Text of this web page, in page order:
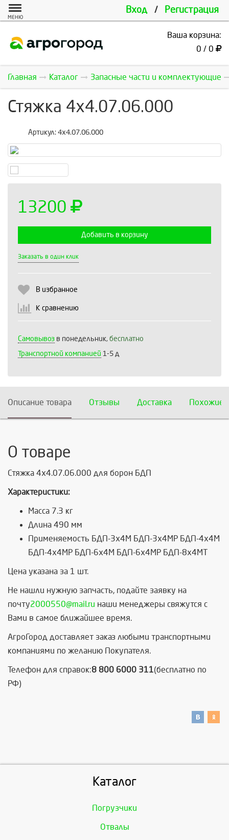
Вход / Регистрация
МЕНЮ
Ваша корзина:
0 / 0
Главная Каталог Запасные части и комплектующие
Стяжка 4х4.07.06.000
Артикул: 4х4.07.06.000
13200
Добавить в корзину
Заказать в один клик
В избранное
К сравнению
Самовывоз в понедельник, бесплатно
Транспортной компанией 1-5 д
Описание товара Отзывы Доставка Похожие
О товаре
Стяжка 4х4.07.06.000 для борон БДП
Характеристики:
Масса 7.3 кг
Длина 490 мм
Применяемость БДП-3х4М БДП-3х4МР БДП-4х4М
БДП-4х4МР БДП-6х4М БДП-6х4МР БДП-8х4МТ
Цена указана за 1 шт.
Не нашли нужную запчасть, подайте заявку на
почту2000550@mail.ru наши менеджеры свяжутся с
Вами в самое ближайшее время.
АгроГород доставляет заказ любыми транспортными
компаниями по желанию Покупателя.
Телефон для справок:8 800 6000 311(бесплатно по
РФ)
Каталог
Погрузчики
Отвалы